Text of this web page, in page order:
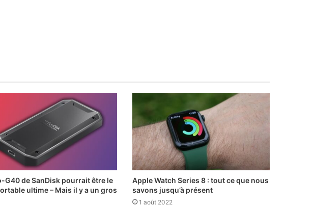
G40 de SanDisk pourrait être le
ultime – Mais il y a un gros
Apple Watch Series 8 : tout ce que nous
savons jusqu’à présent
1 août 2022